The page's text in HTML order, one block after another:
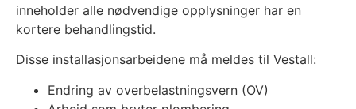
inneholder alle nødvendige opplysninger har en
kortere behandlingstid.
Disse installasjonsarbeidene må meldes til Vestall:
Endring av overbelastningsvern (OV)